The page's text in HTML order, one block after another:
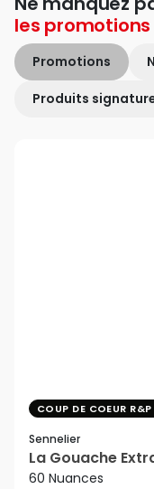
les promotions
Promotions
Produits
COUP DE COEUR R&P
Sennelier
La Gouache
60 Nuances